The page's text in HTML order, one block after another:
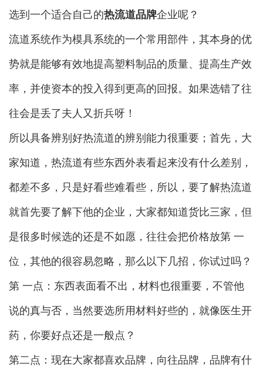
选到一个适合自己的热流道品牌企业呢？
流道系统作为模具系统的一个常用部件，其本身的优
势就是能够有效地提高塑料制品的质量、提高生产效
率，并使资本的投入得到更高的回报。如果选错了往
往会是丢了夫人又折兵呀！
所以具备辨别好热流道的辨别能力很重要；首先，大
家知道，热流道有些东西外表看起来没有什么差别，
都差不多，只是好看些难看些，所以，要了解热流道
就首先要了解下他的企业，大家都知道货比三家，但
是很多时候选的还是不如愿，往往会把价格放第 一
位，其他的很容易忽略，那么以下几招，你试过吗？
第 一点：东西表面看不出，材料也很重要，不管他
说的真与否，当然要选所用材料好些的，就像医生开
药，你要好点还是一般点？
第二点：现在大家都喜欢品牌，向往品牌，品牌有什